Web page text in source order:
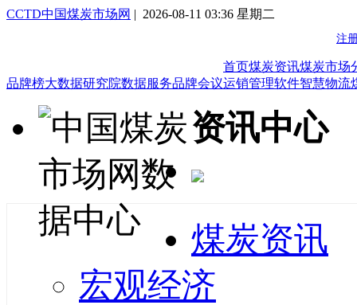
CCTD中国煤炭市场网 | 2026-08-11 03:36 星期二
首页煤炭资讯煤炭市场
品牌榜大数据研究院数据服务品牌会议运销管理软件智慧物流
资讯中心
煤炭资讯
宏观经济